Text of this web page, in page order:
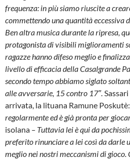
frequenza: in più siamo riuscite a
commettendo una quantità eccessiva
Ben altra musica durante la ripresa,
protagonista di visibili miglioramenti
ragazze hanno difeso meglio e
livello di efficacia della Casalgrande
secondo tempo abbiamo siglato
alle avversarie, 15 contro 17″.
arrivata, la lituana Ramune Poskutè:
regolarmente ed è già pronta per
isolana – Tuttavia lei è qui da
preferito rinunciare a lei così da darle
meglio nei nostri meccanismi di gioco.